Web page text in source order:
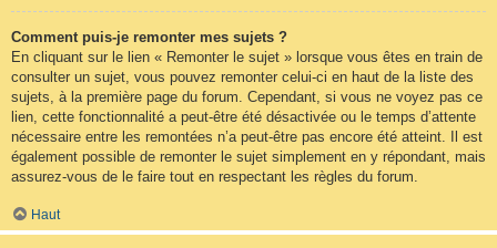
Comment puis-je remonter mes sujets ?
En cliquant sur le lien « Remonter le sujet » lorsque vous êtes en train de
consulter un sujet, vous pouvez remonter celui-ci en haut de la liste des
sujets, à la première page du forum. Cependant, si vous ne voyez pas ce
lien, cette fonctionnalité a peut-être été désactivée ou le temps d’attente
nécessaire entre les remontées n’a peut-être pas encore été atteint. Il est
également possible de remonter le sujet simplement en y répondant, mais
assurez-vous de le faire tout en respectant les règles du forum.
Haut